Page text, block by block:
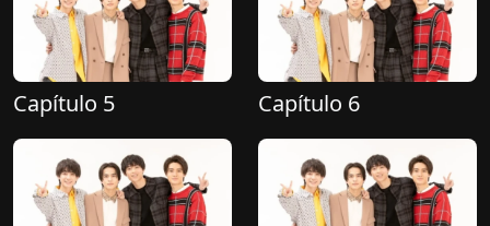
Capítulo 5 Capítulo 6